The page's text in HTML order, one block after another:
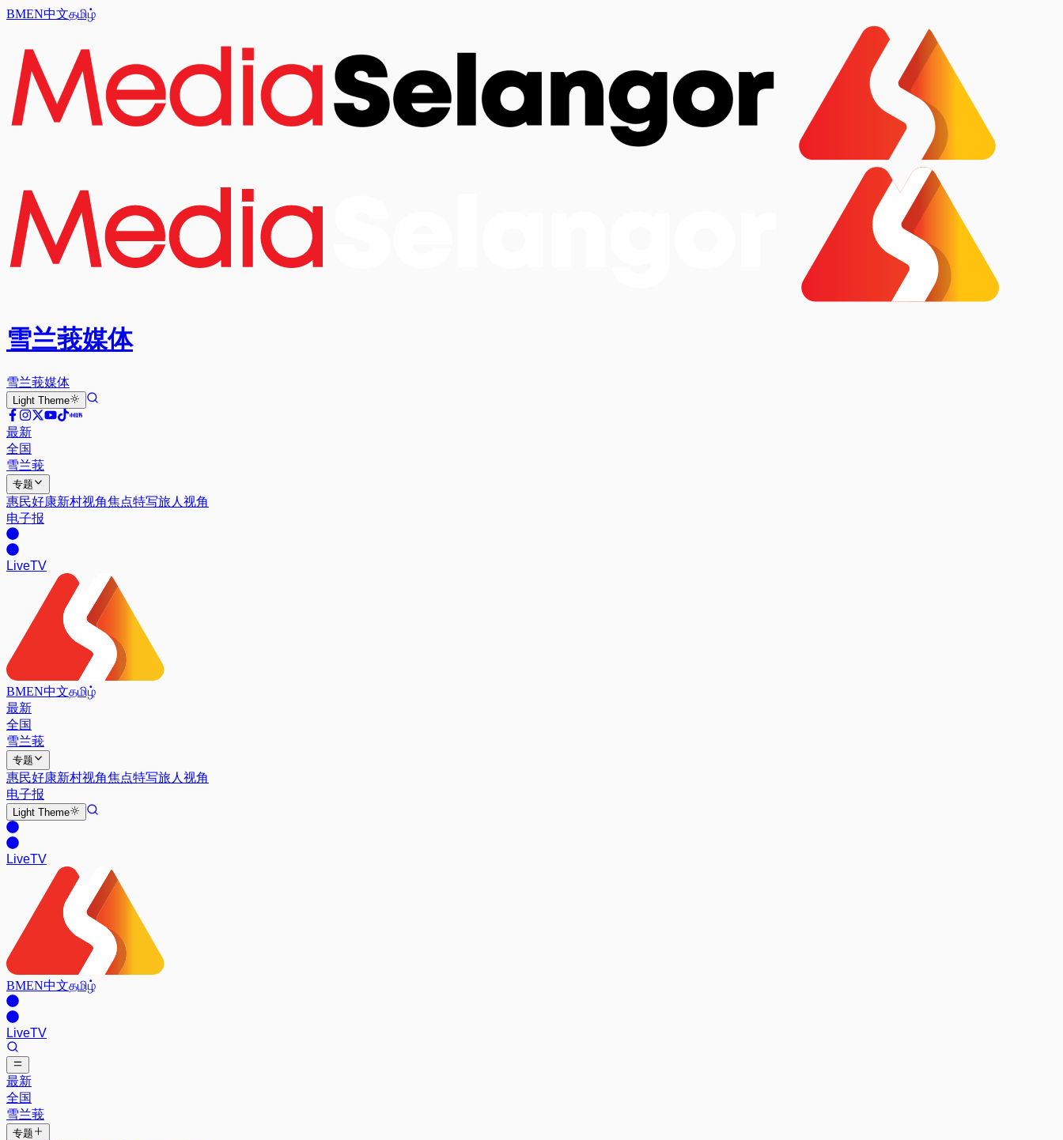
BMEN中文தமிழ்
雪兰莪媒体
雪兰莪媒体
Light Theme
最新
全国
雪兰莪
专题
惠民好康新村视角焦点特写旅人视角
电子报
LiveTV
BMEN中文தமிழ்
最新
全国
雪兰莪
专题
惠民好康新村视角焦点特写旅人视角
电子报
Light Theme
LiveTV
BMEN中文தமிழ்
LiveTV
最新
全国
雪兰莪
专题